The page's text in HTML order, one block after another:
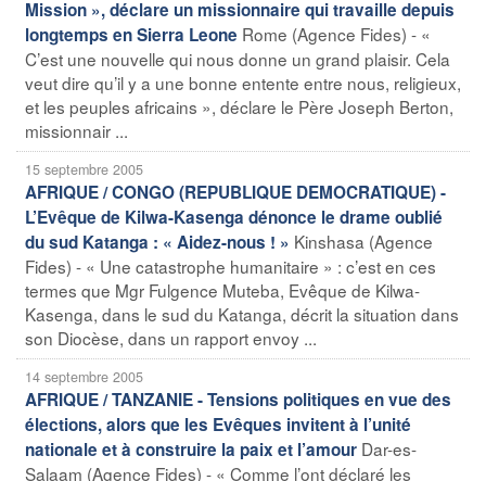
Mission », déclare un missionnaire qui travaille depuis
longtemps en Sierra Leone Rome (Agence Fides) - «
C’est une nouvelle qui nous donne un grand plaisir. Cela
veut dire qu’il y a une bonne entente entre nous, religieux,
et les peuples africains », déclare le Père Joseph Berton,
missionnair ...
15 septembre 2005
AFRIQUE / CONGO (REPUBLIQUE DEMOCRATIQUE) -
L’Evêque de Kilwa-Kasenga dénonce le drame oublié
du sud Katanga : « Aidez-nous ! » Kinshasa (Agence
Fides) - « Une catastrophe humanitaire » : c’est en ces
termes que Mgr Fulgence Muteba, Evêque de Kilwa-
Kasenga, dans le sud du Katanga, décrit la situation dans
son Diocèse, dans un rapport envoy ...
14 septembre 2005
AFRIQUE / TANZANIE - Tensions politiques en vue des
élections, alors que les Evêques invitent à l’unité
nationale et à construire la paix et l’amour Dar-es-
Salaam (Agence Fides) - « Comme l’ont déclaré les